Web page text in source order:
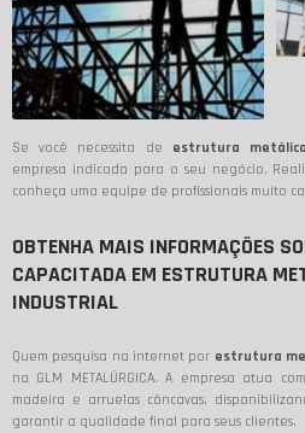
Se você necessita de estrutura
empresa indicada para o seu negócio.
conheça uma equipe de profissionais muito
OBTENHA MAIS INFORMAÇÕES
CAPACITADA EM ESTRUTURA
INDUSTRIAL
Quem pesquisa na internet por estrutura
na GLM METALÚRGICA. A empresa atua
madeira e arruelas côncavas,
garantir a qualidade final para seus clientes.